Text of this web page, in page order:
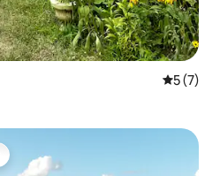
Note
5 (7)